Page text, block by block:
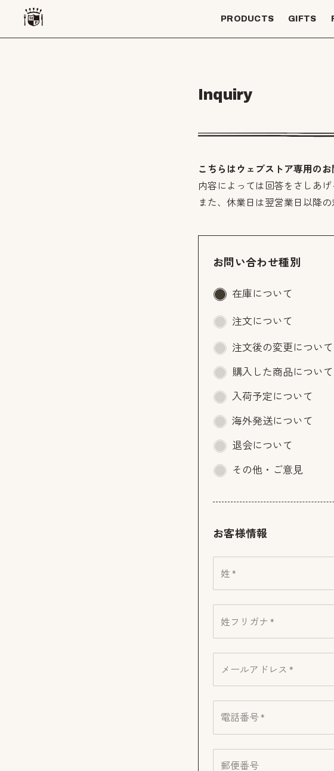
PRODUCTS GIFTS
Inquiry
こちらはウェブストア専用のお
内容によっては回答をさしあ
また、休業日は翌営業日以降
お問い合わせ種別
在庫について
注文について
注文後の変更について
購入した商品について
入荷予定について
海外発送について
退会について
その他・ご意見
お客様情報
姓 *
姓フリガナ *
メールアドレス *
電話番号 *
郵便番号